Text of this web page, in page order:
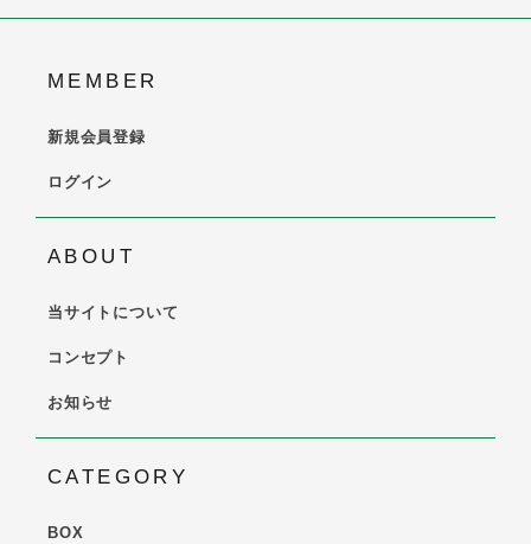
MEMBER
新規会員登録
ログイン
ABOUT
当サイトについて
コンセプト
お知らせ
CATEGORY
BOX